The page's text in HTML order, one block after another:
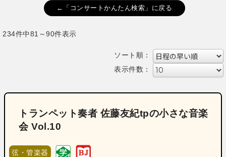
←「コンサートかんたん検索」に戻る
234件中81～90件表示
ソート順：
表示件数：
トランペット奏者 佐藤友紀tpの小さな音楽
会 Vol.10
弦・管楽器